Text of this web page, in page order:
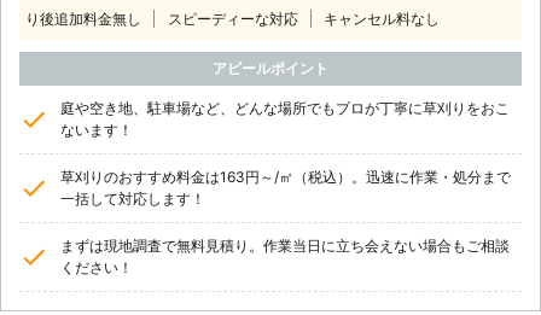
り後追加料金無し
スピーディーな対応 キャンセル料なし
アピールポイント
庭や空き地、駐車場など、どんな場所でもプロが丁寧に草刈りをおこ
ないます！
草刈りのおすすめ料金は163円～/㎡（税込）。迅速に作業・処分まで
一括して対応します！
まずは現地調査で無料見積り。作業当日に立ち会えない場合もご相談
ください！